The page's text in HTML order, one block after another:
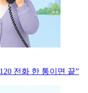
전화 한 통이면 끝”